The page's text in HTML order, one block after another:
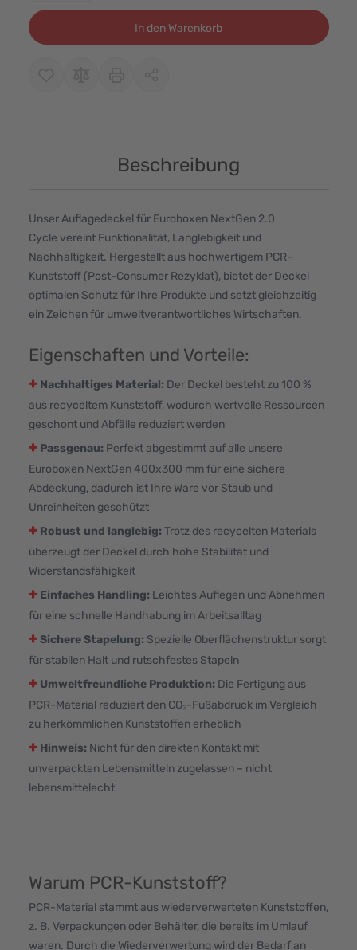
In den Warenkorb
Beschreibung
Unser Auflagedeckel für Euroboxen NextGen 2.0
Cycle vereint Funktionalität, Langlebigkeit und
Nachhaltigkeit. Hergestellt aus hochwertigem PCR-
Kunststoff (Post-Consumer Rezyklat), bietet der Deckel
optimalen Schutz für Ihre Produkte und setzt gleichzeitig
ein Zeichen für umweltverantwortliches Wirtschaften.
Eigenschaften und Vorteile:
+Nachhaltiges Material: Der Deckel besteht zu 100 %
aus recyceltem Kunststoff, wodurch wertvolle Ressourcen
geschont und Abfälle reduziert werden
+Passgenau: Perfekt abgestimmt auf alle unsere
Euroboxen NextGen 400x300 mm für eine sichere
Abdeckung, dadurch ist Ihre Ware vor Staub und
Unreinheiten geschützt
+Robust und langlebig: Trotz des recycelten Materials
überzeugt der Deckel durch hohe Stabilität und
Widerstandsfähigkeit
+Einfaches Handling: Leichtes Auflegen und Abnehmen
für eine schnelle Handhabung im Arbeitsalltag
+Sichere Stapelung: Spezielle Oberflächenstruktur sorgt
für stabilen Halt und rutschfestes Stapeln
+Umweltfreundliche Produktion: Die Fertigung aus
PCR-Material reduziert den CO₂-Fußabdruck im Vergleich
zu herkömmlichen Kunststoffen erheblich
+Hinweis: Nicht für den direkten Kontakt mit
unverpackten Lebensmitteln zugelassen – nicht
lebensmittelecht
Warum PCR-Kunststoff?
PCR-Material stammt aus wiederverwerteten Kunststoffen,
z. B. Verpackungen oder Behälter, die bereits im Umlauf
waren. Durch die Wiederverwertung wird der Bedarf an